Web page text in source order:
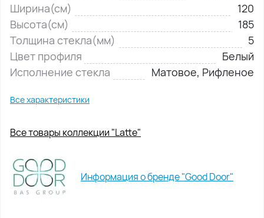
Ширина(см)
120
Высота(см)
185
Толщина стекла(мм)
5
Цвет профиля
Белый
Исполнение стекла
Матовое, Рифленое
Все характеристики
Все товары коллекции "Latte"
Информация о бренде "Good Door"